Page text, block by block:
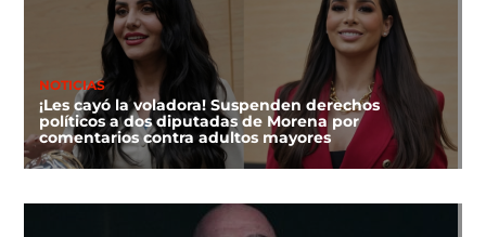
NOTICIAS
¡Les cayó la voladora! Suspenden derechos
políticos a dos diputadas de Morena por
comentarios contra adultos mayores